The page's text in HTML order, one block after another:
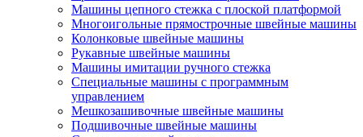
Машины цепного стежка с плоской платформой
Многоигольные прямострочные швейные машины
Колонковые швейные машины
Рукавные швейные машины
Машины имитации ручного стежка
Специальные машины с программным
управлением
Мешкозашивочные швейные машины
Подшивочные швейные машины